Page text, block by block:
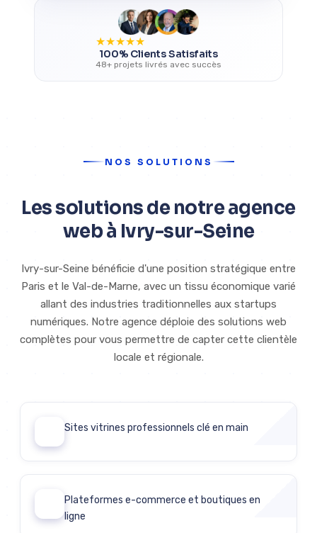
★★★★★
100% Clients Satisfaits
48+ projets livrés avec succès
NOS SOLUTIONS
Les solutions de notre agence
web à Ivry-sur-Seine
Ivry-sur-Seine bénéficie d'une position stratégique entre
Paris et le Val-de-Marne, avec un tissu économique varié
allant des industries traditionnelles aux startups
numériques. Notre agence déploie des solutions web
complètes pour vous permettre de capter cette clientèle
locale et régionale.
Sites vitrines professionnels clé en main
Plateformes e-commerce et boutiques en
ligne